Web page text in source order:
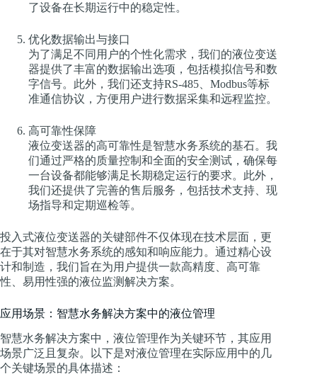
了设备在长期运行中的稳定性。
优化数据输出与接口
为了满足不同用户的个性化需求，我们的液位变送
器提供了丰富的数据输出选项，包括模拟信号和数
字信号。此外，我们还支持RS-485、Modbus等标
准通信协议，方便用户进行数据采集和远程监控。
高可靠性保障
液位变送器的高可靠性是智慧水务系统的基石。我
们通过严格的质量控制和全面的安全测试，确保每
一台设备都能够满足长期稳定运行的要求。此外，
我们还提供了完善的售后服务，包括技术支持、现
场指导和定期巡检等。
投入式液位变送器的关键部件不仅体现在技术层面，更
在于其对智慧水务系统的感知和响应能力。通过精心设
计和制造，我们旨在为用户提供一款高精度、高可靠
性、易用性强的液位监测解决方案。
应用场景：智慧水务解决方案中的液位管理
智慧水务解决方案中，液位管理作为关键环节，其应用
场景广泛且复杂。以下是对液位管理在实际应用中的几
个关键场景的具体描述：